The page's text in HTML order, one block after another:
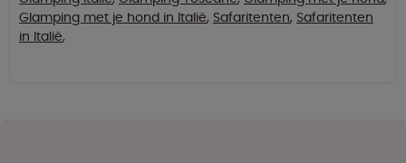
Glamping met je hond in Italië, Safaritenten, Safaritenten
in Italië,